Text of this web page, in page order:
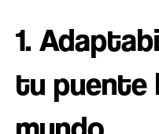
1.
tu puente